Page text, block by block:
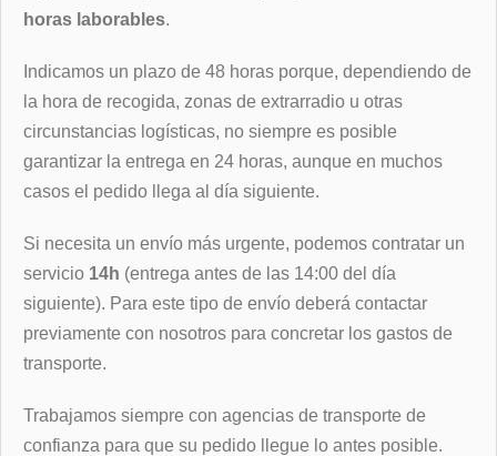
horas laborables.
Indicamos un plazo de 48 horas porque, dependiendo de
la hora de recogida, zonas de extrarradio u otras
circunstancias logísticas, no siempre es posible
garantizar la entrega en 24 horas, aunque en muchos
casos el pedido llega al día siguiente.
Si necesita un envío más urgente, podemos contratar un
servicio 14h (entrega antes de las 14:00 del día
siguiente). Para este tipo de envío deberá contactar
previamente con nosotros para concretar los gastos de
transporte.
Trabajamos siempre con agencias de transporte de
confianza para que su pedido llegue lo antes posible.